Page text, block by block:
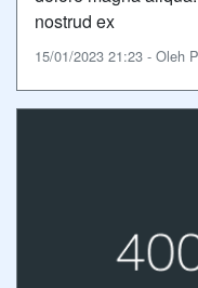
nostrud ex
15/01/2023 21:23 - Oleh